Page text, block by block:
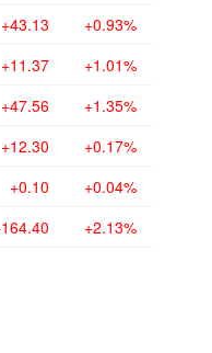
+43.13 +0.93%
+11.37 +1.01%
+47.56 +1.35%
+12.30 +0.17%
+0.10 +0.04%
+2.13%